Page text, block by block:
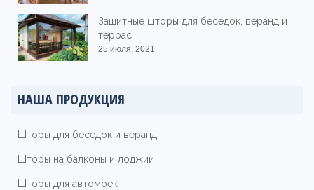
Защитные шторы для беседок, веранд и
террас
25 июля, 2021
НАША ПРОДУКЦИЯ
Шторы для беседок и веранд
Шторы на балконы и лоджии
Шторы для автомоек